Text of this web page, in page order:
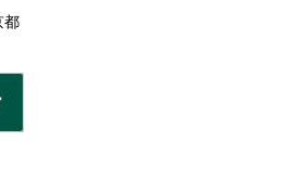
都